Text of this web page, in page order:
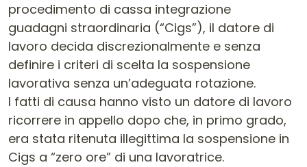
procedimento di cassa integrazione
guadagni straordinaria (“Cigs”), il datore di
lavoro decida discrezionalmente e senza
definire i criteri di scelta la sospensione
lavorativa senza un’adeguata rotazione.
I fatti di causa hanno visto un datore di lavoro
ricorrere in appello dopo che, in primo grado,
era stata ritenuta illegittima la sospensione in
Cigs a “zero ore” di una lavoratrice.